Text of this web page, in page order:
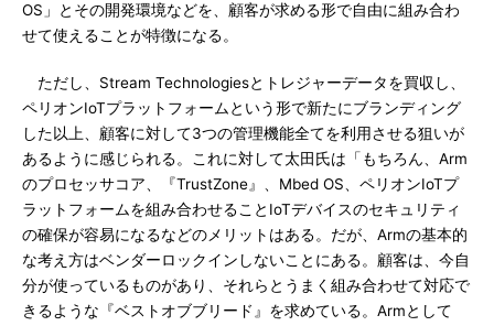
OS」とその開発環境などを、顧客が求める形で自由に組み合わ
せて使えることが特徴になる。
ただし、Stream Technologiesとトレジャーデータを買収し、
ペリオンIoTプラットフォームという形で新たにブランディング
した以上、顧客に対して3つの管理機能全てを利用させる狙いが
あるように感じられる。これに対して太田氏は「もちろん、Arm
のプロセッサコア、『TrustZone』、Mbed OS、ペリオンIoTプ
ラットフォームを組み合わせることIoTデバイスのセキュリティ
の確保が容易になるなどのメリットはある。だが、Armの基本的
な考え方はベンダーロックインしないことにある。顧客は、今自
分が使っているものがあり、それらとうまく組み合わせて対応で
きるような『ベストオブブリード』を求めている。Armとして